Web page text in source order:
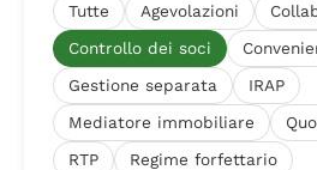
Tutte Agevolazioni
Controllo dei soci
Gestione separata
IRAP
Mediatore immobiliare
RTP
Regime forfettario